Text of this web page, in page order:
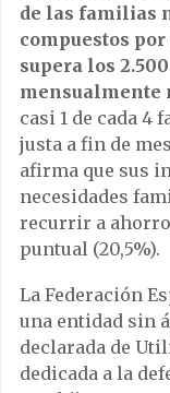
de las familias
compuestos
supera los
mensualmente
casi 1 de cada 4
justa a fin de
afirma que sus
necesidades
recurrir a
puntual (20,5%).
La Federación
una entidad sin
declarada de
dedicada a la